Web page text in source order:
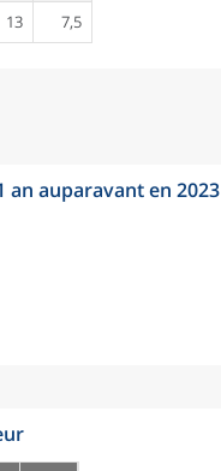
13
7,5
an auparavant en 2023